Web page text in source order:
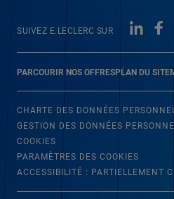
PARCOURIR NOS OFFRESPLAN DU SITE
SUIVEZ E.LECLERC SUR
CHARTE DES DONNÉES
GESTION DES DONNÉES
COOKIES
PARAMÈTRES DES COOKIES
ACCESSIBILITÉ : PARTIELLEMENT